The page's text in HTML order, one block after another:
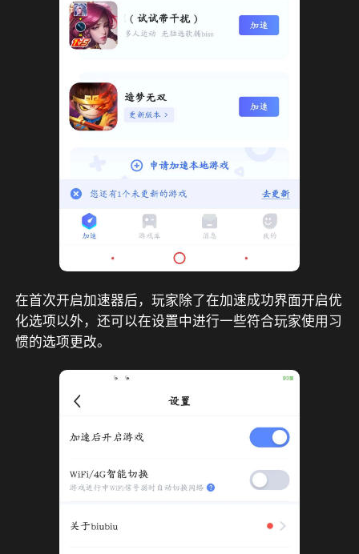
在首次开启加速器后，玩家除了在加速成功界面开启优
化选项以外，还可以在设置中进行一些符合玩家使用习
惯的选项更改。